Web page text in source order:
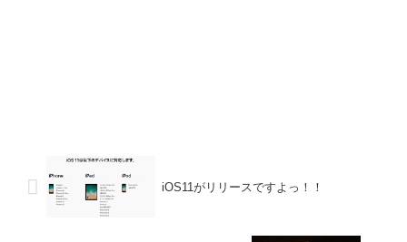
iOS11がリリースですよっ！！